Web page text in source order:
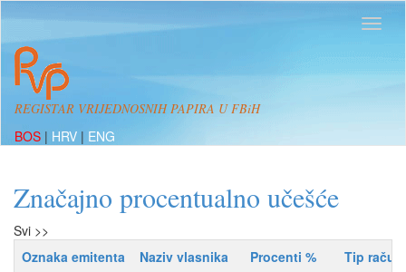
REGISTAR VRIJEDNOSNIH PAPIRA U FBiH
BOS | HRV | ENG
Značajno procentualno učešće
Svi >>
Oznaka emitenta
Naziv vlasnika Procenti %
Tip